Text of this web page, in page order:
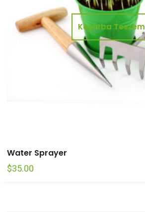
Kosárba Teszem
Water Sprayer
$35.00